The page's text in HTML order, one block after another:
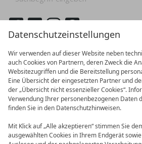
Datenschutzeinstellungen
Wir verwenden auf dieser Website neben
auch Cookies von Partnern, deren Zweck die
Websitezugriffen und die Bereitstellung
Eine Übersicht der eingesetzten Partner und
der „Übersicht nicht essenzieller Cookies“.
Verwendung Ihrer personenbezogenen Daten
finden Sie in den Datenschutzhinweisen.
Mit Klick auf „Alle akzeptieren“ stimmen Sie
ausgewählten Cookies in Ihrem Endgerät